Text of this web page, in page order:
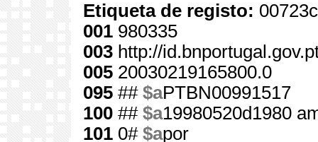
Etiqueta de registo:
001 980335
003 http://
005 20030219165800.0
095 ## $aPTBN00991517
100 ## $a19980520d1980
101 0# $apor